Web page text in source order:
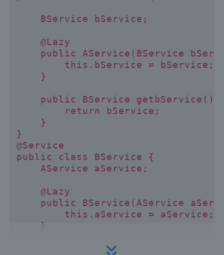
    BService bService;
    @Lazy
public AService(BService
        this.bService = bService;
    }
public BService getbService()
        return bService;
    }
}
@Service
public class BService {
    AService aService;
    @Lazy
public BService(AService
        this.aService = aService;
    }
public AService getaService()